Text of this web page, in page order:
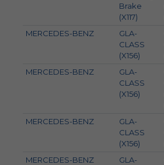
Brake
(X117)
MERCEDES-BENZ
GLA-
CLASS
(X156)
MERCEDES-BENZ
GLA-
CLASS
(X156)
MERCEDES-BENZ
GLA-
CLASS
(X156)
MERCEDES-BENZ
GLA-